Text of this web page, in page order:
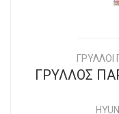
ΓΡΥΛΛΟΣ